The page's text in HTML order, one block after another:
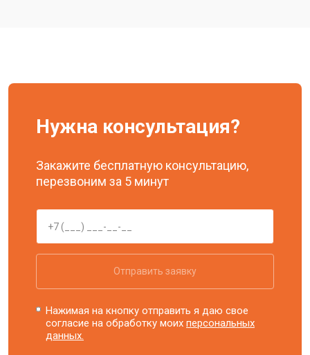
Нужна консультация?
Закажите бесплатную консультацию,
перезвоним за 5 минут
Отправить заявку
Нажимая на кнопку отправить я даю свое
согласие на обработку моихперсональных
данных.